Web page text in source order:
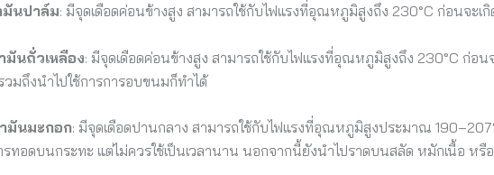
มันปาล์ม: มีจุดเดือดค่อนข้างสูง สามารถใช้กับไฟแรงที่อุณหภูมิสูงถึง 230°C ก่อนจะเ
มันถั่วเหลือง: มีจุดเดือดค่อนข้างสูง สามารถใช้กับไฟแรงที่อุณหภูมิสูงถึง 230°C ก่อ
วมถึงนำไปใช้การการอบขนมก็ทำได้
มันมะกอก: มีจุดเดือดปานกลาง สามารถใช้กับไฟแรงที่อุณหภูมิสูงประมาณ
ทอดบนกระทะ แต่ไม่ควรใช้เป็นเวลานาน นอกจากนี้ยังนำไปราดบนสลัด หมักเนื้อ ห